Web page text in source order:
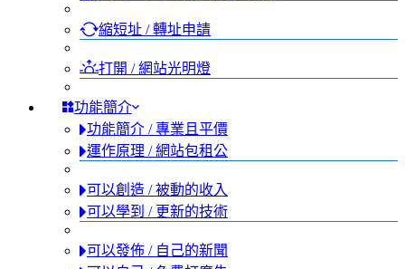
縮短址 / 轉址申請
打開 / 網站光明燈
功能簡介
功能簡介 / 專業且平價
運作原理 / 網站包租公
可以創造 / 被動的收入
可以學到 / 更新的技術
可以發佈 / 自己的新聞